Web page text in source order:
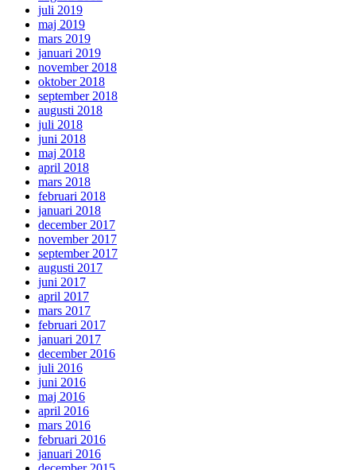
juli 2019
maj 2019
mars 2019
januari 2019
november 2018
oktober 2018
september 2018
augusti 2018
juli 2018
juni 2018
maj 2018
april 2018
mars 2018
februari 2018
januari 2018
december 2017
november 2017
september 2017
augusti 2017
juni 2017
april 2017
mars 2017
februari 2017
januari 2017
december 2016
juli 2016
juni 2016
maj 2016
april 2016
mars 2016
februari 2016
januari 2016